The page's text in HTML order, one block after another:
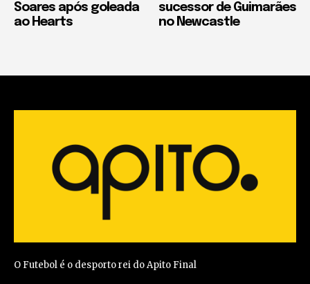
Soares após goleada
ao Hearts
sucessor de Guimarães
no Newcastle
O Futebol é o desporto rei do Apito Final